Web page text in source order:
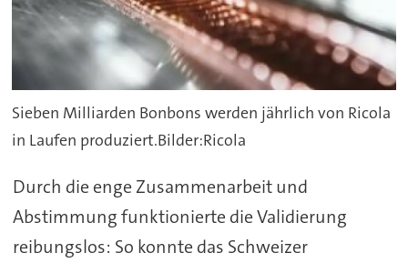
Sieben Milliarden Bonbons werden jährlich von Ricola
in Laufen produziert.Bilder:Ricola
Durch die enge Zusammenarbeit und
Abstimmung funktionierte die Validierung
reibungslos: So konnte das Schweizer